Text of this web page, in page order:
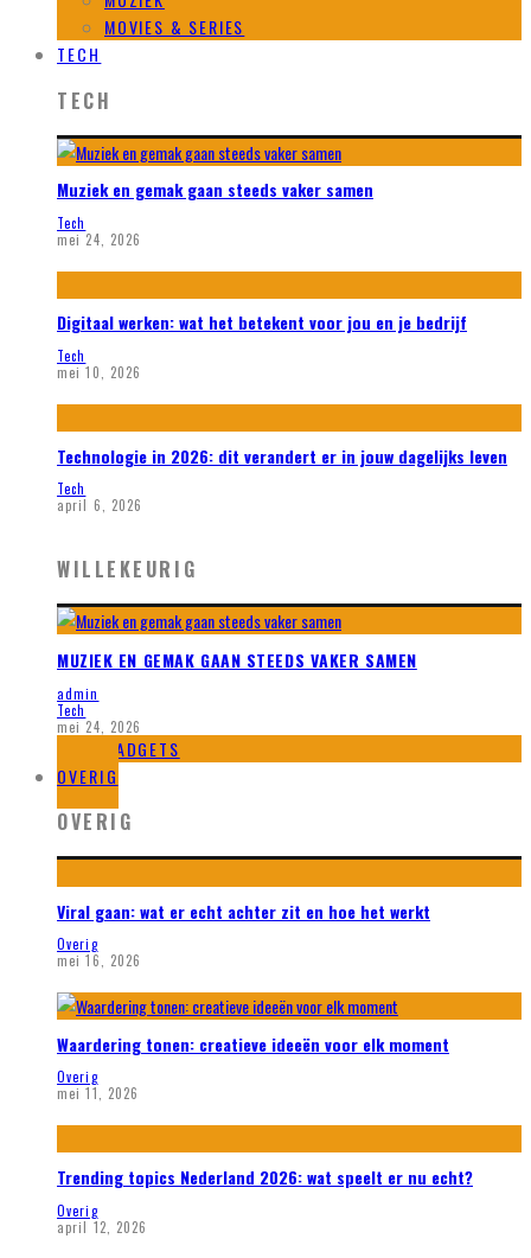
MOVIES & SERIES
TECH
TECH
Muziek en gemak gaan steeds vaker samen
Tech
mei 24, 2026
Digitaal werken: wat het betekent voor jou en je bedrijf
Tech
mei 10, 2026
Technologie in 2026: dit verandert er in jouw dagelijks leven
Tech
april 6, 2026
WILLEKEURIG
MUZIEK EN GEMAK GAAN STEEDS VAKER SAMEN
admin
Tech
mei 24, 2026
GADGETS
OVERIG
OVERIG
Viral gaan: wat er echt achter zit en hoe het werkt
Overig
mei 16, 2026
Waardering tonen: creatieve ideeën voor elk moment
Overig
mei 11, 2026
Trending topics Nederland 2026: wat speelt er nu echt?
Overig
april 12, 2026